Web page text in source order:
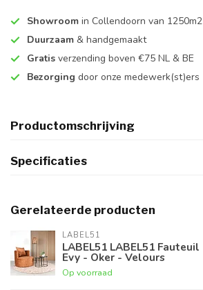
Showroom in Collendoorn van 1250m2
Duurzaam & handgemaakt
Gratis verzending boven €75 NL & BE
Bezorging door onze medewerk(st)ers
Productomschrijving
Specificaties
Gerelateerde producten
LABEL51
LABEL51 LABEL51 Fauteuil
Evy - Oker - Velours
Op voorraad